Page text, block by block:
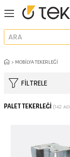
MOBILYA TEKERLEĞI
FILTRELE